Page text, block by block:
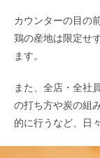
カウンターの目の
鶏の産地は限定せ
ます。
また、全店・全社
の打ち方や炭の組
的に行うなど、日